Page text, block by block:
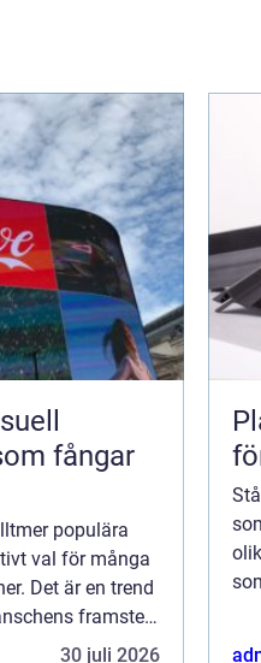
fångar
populära
val för många
Det är en trend
framsteg
och design, ...
30 juli 2026